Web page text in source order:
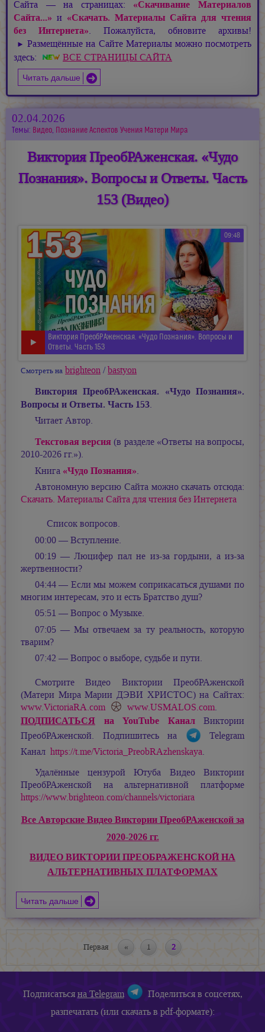
Сайта — на страницах: «Скачивание Материалов
Сайта...» и «Скачать. Материалы Сайта для чтения
без Интернета». Пожалуйста, обновите архивы!
► Размещённые на Сайте Материалы можно посмотреть
здесь:
ВСЕ СТРАНИЦЫ САЙТА
Читать дальше
02.04.2026
Темы: Видео, Познание Аспектов Учения Матери Мира
Виктория ПреобРАженская. «Чудо
Познания». Вопросы и Ответы. Часть
153 (Видео)
09:48
Виктория ПреобРАженская. «Чудо Познания». Вопросы и
Ответы. Часть 153
Смотреть на brighteon /bastyon
Виктория ПреобРАженская. «Чудо Познания».
Вопросы и Ответы. Часть 153.
Читает Автор.
Текстовая версия(в разделе «Ответы на вопросы,
2010-2026 гг.»).
Книга «Чудо Познания».
Автономную версию Сайта можно скачать отсюда:
Скачать. Материалы Сайта для чтения без Интернета
Список вопросов.
00:00 — Вступление.
00:19 — Люцифер пал не из-за гордыни, а из-за
жертвенности?
04:44 — Если мы можем соприкасаться душами по
многим интересам, это и есть Братство душ?
05:51 — Вопрос о Музыке.
07:05 — Мы отвечаем за ту реальность, которую
тварим?
07:42 — Вопрос о выборе, судьбе и пути.
Смотрите Видео Виктории ПреобРАженской
(Матери МираМарии ДЭВИ ХРИСТОС) на Сайтах:
www.VictoriaRA.com
www.USMALOS.com.
ПОДПИСАТЬСЯ на YouTube КаналВиктории
ПреобРАженской. Подпишитесь на
Telegram
Канал https://t.me/Victoria_PreobRAzhenskaya.
Удалённые цензурой Ютуба Видео Виктории
ПреобРАженской на альтернативной платформе
https://www.brighteon.com/channels/victoriara
Все Авторские Видео Виктории ПреобРАженской за
2020-2026 гг.
ВИДЕО ВИКТОРИИ ПРЕОБРАЖЕНСКОЙ НА
АЛЬТЕРНАТИВНЫХ ПЛАТФОРМАХ
Читать дальше
Первая « 1 2
Подписатьсяна Telegram
Поделиться в соцсетях,
разпечатать (или скачать в pdf-формате):